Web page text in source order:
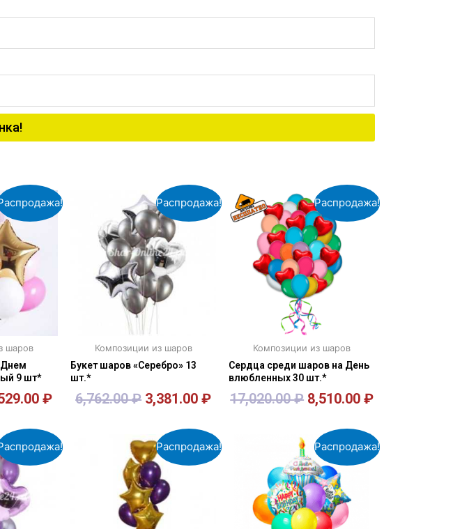
шаров
Днем
9 шт*
₽
Распродажа!
Композиции из шаров
Букет шаров «Серебро» 13
шт.*
6,762.00₽ 3,381.00₽
Распродажа!
Композиции из шаров
Сердца среди шаров на День
влюбленных 30 шт.*
17,020.00₽ 8,510.00₽
Распродажа! Распродажа!